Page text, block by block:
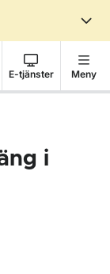
E-tjänster Meny
i